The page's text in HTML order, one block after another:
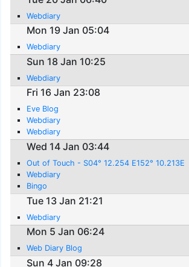
Webdiary
Mon 19 Jan 05:04
Webdiary
Sun 18 Jan 10:25
Webdiary
Fri 16 Jan 23:08
Eve Blog
Webdiary
Webdiary
Wed 14 Jan 03:44
Out of Touch - S04° 12.254 E152° 10.213E
Webdiary
Bingo
Tue 13 Jan 21:21
Webdiary
Mon 5 Jan 06:24
Web Diary Blog
Sun 4 Jan 09:28